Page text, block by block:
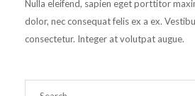
Nulla eleifend, sapien eget porttitor
dolor, nec consequat felis ex a ex.
consectetur. Integer at volutpat augue.